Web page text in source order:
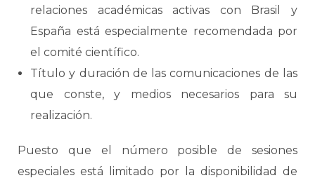
relaciones académicas activas con Brasil y
España está especialmente recomendada por
el comité científico.
Título y duración de las comunicaciones de las
que conste, y medios necesarios para su
realización.
Puesto que el número posible de sesiones
especiales está limitado por la disponibilidad de